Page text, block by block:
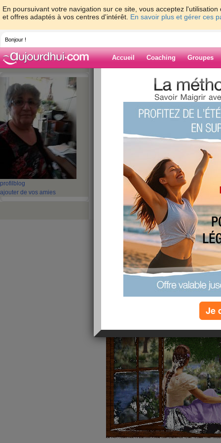
En poursuivant votre navigation sur ce site, vous acceptez
et offres adaptés à vos centres d'intérêt. En savoir plus et gérer ces
Bonjour !
Accueil Coaching Groupes
profil blog
ajouter de vos amies
>
Blog de jacotte8
21 - 30 31 - 40 41 - 50
51 -
111 - 120 121 - 130 131 - 140141 - 150 151 - 160
221 - 230231 - 240 241 - 250 251 - 260 261 - 270
201 202 203 204 205
MARDI //ET //LA
publié le 28/05/2013 à 08:27
Je